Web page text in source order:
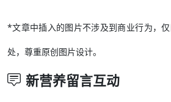
*文章中插入的图片不涉及到商业行为，
处，尊重原创图片设计。
新营养留言互动